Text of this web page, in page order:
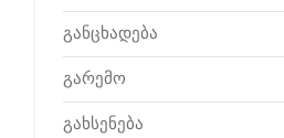
განცხადება
გარემო
გახსენება